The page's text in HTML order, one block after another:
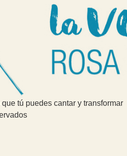
tú puedes cantar y transformar